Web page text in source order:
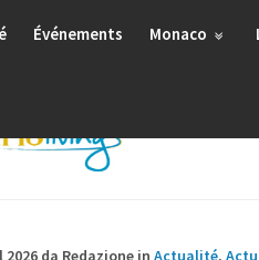
Événements Monaco
da Redazione in Actualité,